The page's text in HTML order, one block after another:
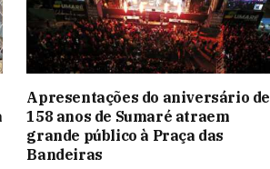
Apresentações do aniversário de
158 anos de Sumaré atraem
grande público à Praça das
Bandeiras